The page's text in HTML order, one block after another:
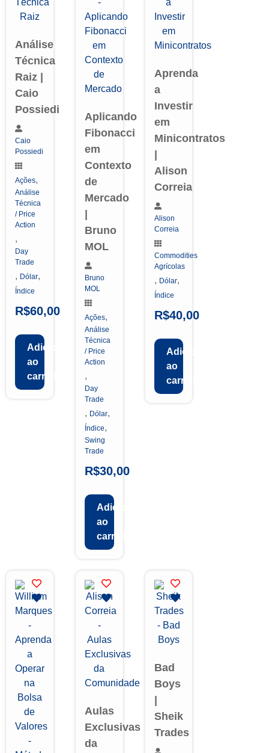
Análise
Técnica
Raiz |
Caio
Possiedi
Caio
Possiedi
Ações,
Análise
Técnica
/ Price
Action
,
Day
Trade
, Dólar,
Índice
R$60,00
Adicionar
ao
carrinho
Aplicando
Fibonacci
em
Contexto
de
Mercado
Bruno
MOL
Bruno
MOL
Ações,
Análise
Técnica
/ Price
Action
,
Day
Trade
, Dólar,
Índice,
Swing
Trade
R$30,00
Adicionar
ao
carrinho
Aprenda
a
Investir
em
Minicontratos
Alison
Correia
Alison
Correia
Commodities
Agrícolas
, Dólar,
Índice
R$40,00
Adicionar
ao
carrinho
Aulas
Exclusivas
da
Bad
Boys
Sheik
Trades